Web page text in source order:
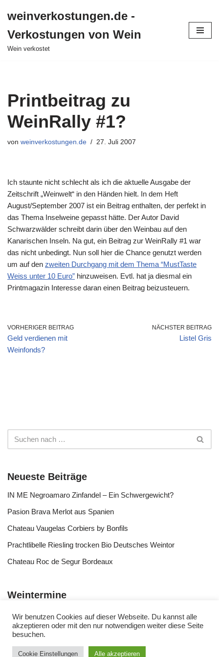
Inhalt
springen
weinverkostungen.de -
Verkostungen von Wein
Wein verkostet
Printbeitrag zu
WeinRally #1?
von weinverkostungen.de 27. Juli 2007
Ich staunte nicht schlecht als ich die aktuelle Ausgabe der
Zeitschrift „Weinwelt“ in den Händen hielt. In dem Heft
August/September 2007 ist ein Beitrag enthalten, der perfekt in
das Thema Inselweine gepasst hätte. Der Autor David
Schwarzwälder schreibt darin über den Weinbau auf den
Kanarischen Inseln. Na gut, ein Beitrag zur WeinRally #1 war
das nicht unbedingt. Nun soll hier die Chance genutzt werden
um auf den zweiten Durchgang mit dem Thema “MustTaste
Weiss unter 10 Euro” hinzuweisen. Evtl. hat ja diesmal ein
Printmagazin Interesse daran einen Beitrag beizusteuern.
VORHERIGER BEITRAG
Geld verdienen mit
Weinfonds?
NÄCHSTER BEITRAG
Listel Gris
Neueste Beiträge
IN ME Negroamaro Zinfandel – Ein Schwergewicht?
Pasion Brava Merlot aus Spanien
Chateau Vaugelas Corbiers by Bonfils
Prachtlibelle Riesling trocken Bio Deutsches Weintor
Chateau Roc de Segur Bordeaux
Weintermine
Wir benutzen Cookies auf dieser Webseite. Du kannst alle
akzeptieren oder mit den nur notwendigen weiter diese Seite
besuchen.
Cookie Einstellungen Alle akzeptieren